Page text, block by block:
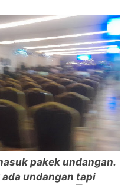
pakek undangan.
undangan tapi